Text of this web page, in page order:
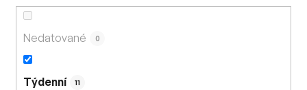
Nedatované 0
Týdenní 11